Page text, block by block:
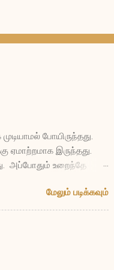
போயிருந்தது.
ஏமாற்றமாக இருந்தது.
அப்போதும் உறைந்தே
எத்தனையோ வருடங்கள் நான்
தாவரங்களுமாக
என்னால்
நான்
மேலும் படிக்கவும்